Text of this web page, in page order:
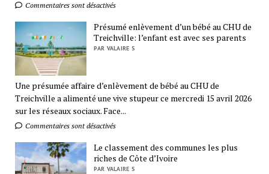
Commentaires sont désactivés
Présumé enlèvement d’un bébé au CHU de
Treichville: l’enfant est avec ses parents
PAR VALAIRE S
Une présumée affaire d’enlèvement de bébé au CHU de
Treichville a alimenté une vive stupeur ce mercredi 15 avril 2026
sur les réseaux sociaux. Face...
Commentaires sont désactivés
Le classement des communes les plus
riches de Côte d’Ivoire
PAR VALAIRE S